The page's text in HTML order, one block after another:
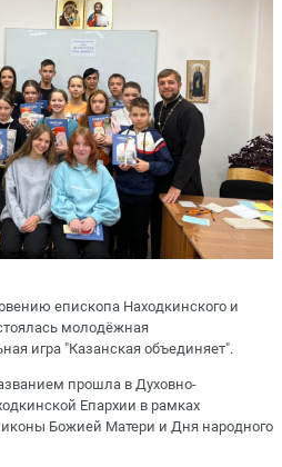
епископа Находкинского и
молодёжная
игра "Казанская объединяет".
прошла в Духовно-
Епархии в рамках
Божией Матери и Дня народного